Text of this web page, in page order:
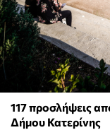
117 προσλήψεις
Δήμου Κατερίνης